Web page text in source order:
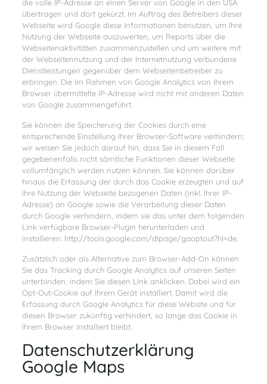
die volle IP-Adresse an einen Server von Google in den USA
übertragen und dort gekürzt. Im Auftrag des Betreibers dieser
Webseite wird Google diese Informationen benutzen, um Ihre
Nutzung der Webseite auszuwerten, um Reports über die
Webseitenaktivitäten zusammenzustellen und um weitere mit
der Webseitennutzung und der Internetnutzung verbundene
Dienstleistungen gegenüber dem Webseitenbetreiber zu
erbringen. Die im Rahmen von Google Analytics von Ihrem
Browser übermittelte IP-Adresse wird nicht mit anderen Daten
von Google zusammengeführt.
Sie können die Speicherung der Cookies durch eine
entsprechende Einstellung Ihrer Browser-Software verhindern;
wir weisen Sie jedoch darauf hin, dass Sie in diesem Fall
gegebenenfalls nicht sämtliche Funktionen dieser Webseite
vollumfänglich werden nutzen können. Sie können darüber
hinaus die Erfassung der durch das Cookie erzeugten und auf
Ihre Nutzung der Webseite bezogenen Daten (inkl. Ihrer IP-
Adresse) an Google sowie die Verarbeitung dieser Daten
durch Google verhindern, indem sie das unter dem folgenden
Link verfügbare Browser-Plugin herunterladen und
installieren: http://tools.google.com/dlpage/gaoptout?hl=de.
Zusätzlich oder als Alternative zum Browser-Add-On können
Sie das Tracking durch Google Analytics auf unseren Seiten
unterbinden, indem Sie diesen Link anklicken. Dabei wird ein
Opt-Out-Cookie auf Ihrem Gerät installiert. Damit wird die
Erfassung durch Google Analytics für diese Website und für
diesen Browser zukünftig verhindert, so lange das Cookie in
Ihrem Browser installiert bleibt.
Datenschutzerklärung
Google Maps